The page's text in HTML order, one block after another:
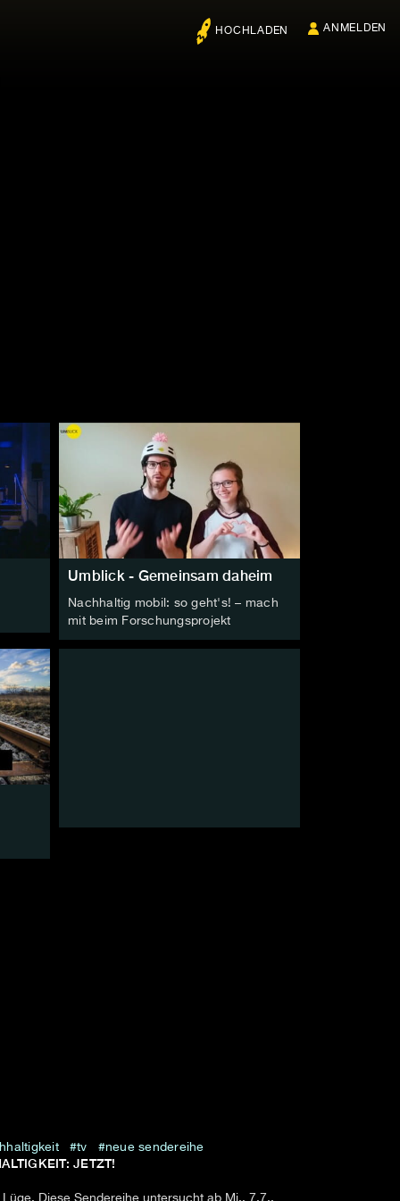
HOCHLADEN ANMELDEN
Umblick - Gemeinsam daheim
Nachhaltig mobil: so geht's! – mach
mit beim Forschungsprojekt
tv neue sendereihe
JETZT!
Diese Sendereihe untersucht ab Mi., 7.7.,